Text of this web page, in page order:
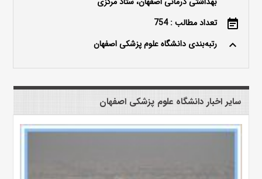
event_note تعداد مطالب : 754
keyboard_arrow_up رتبه‌بندی دانشگاه علوم پزشکی اصفهان
سایر اخبار دانشگاه علوم پزشکی اصفهان